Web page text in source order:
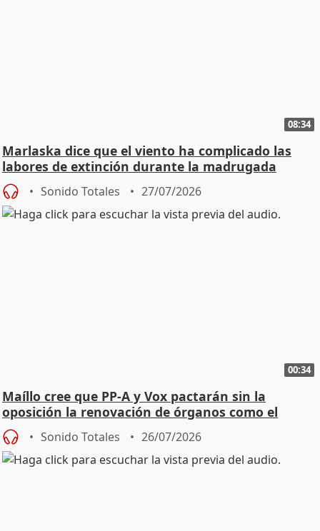
08:34
Marlaska dice que el viento ha complicado las
labores de extinción durante la madrugada
Sonido Totales 27/07/2026
00:34
Maíllo cree que PP-A y Vox pactarán sin la
oposición la renovación de órganos como el
Defensor
Sonido Totales 26/07/2026